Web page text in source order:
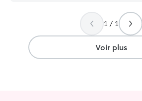
1 / 1
Voir plus